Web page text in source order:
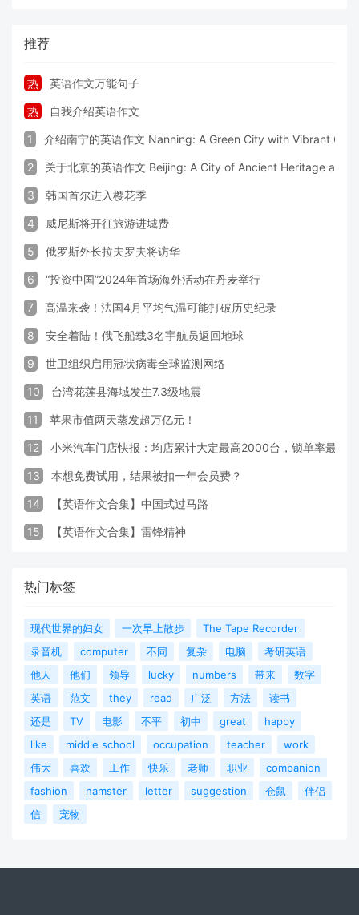
推荐
热 英语作文万能句子
热 自我介绍英语作文
1 介绍南宁的英语作文 Nanning: A Green City with Vibrant
2 关于北京的英语作文 Beijing: A City of Ancient Heritage and
3 韩国首尔进入樱花季
4 威尼斯将开征旅游进城费
5 俄罗斯外长拉夫罗夫将访华
6 “投资中国”2024年首场海外活动在丹麦举行
7 高温来袭！法国4月平均气温可能打破历史纪录
8 安全着陆！俄飞船载3名宇航员返回地球
9 世卫组织启用冠状病毒全球监测网络
10 台湾花莲县海域发生7.3级地震
11 苹果市值两天蒸发超万亿元！
12 小米汽车门店快报：均店累计大定最高2000台，锁单率最高
13 本想免费试用，结果被扣一年会员费？
14 【英语作文合集】中国式过马路
15 【英语作文合集】雷锋精神
热门标签
现代世界的妇女 一次早上散步
The Tape Recorder
录音机
computer 不同 复杂 电脑
考研英语
他人
他们 领导 lucky numbers 带来
数字
英语
范文 they read 广泛 方法
读书
还是
TV 电影 不平 初中 great
happy
like
middle school occupation teacher
work
伟大
喜欢 工作 快乐 老师 职业
companion
fashion
hamster letter suggestion 仓鼠
伴侣
信
宠物